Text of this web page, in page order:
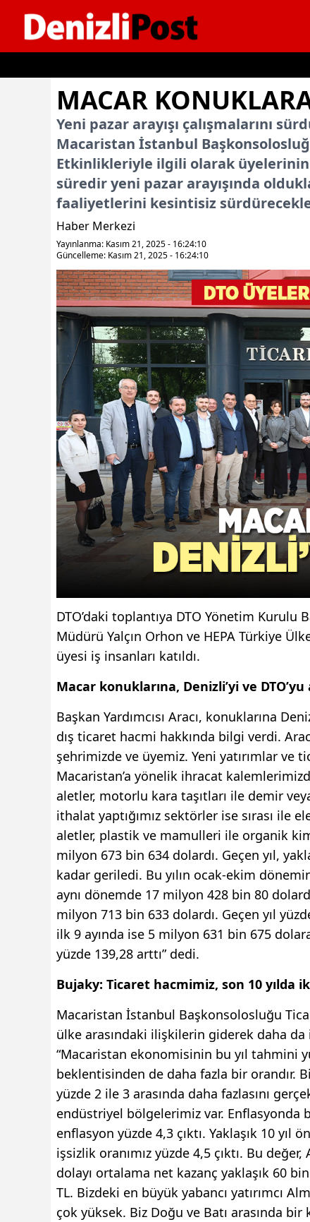
MACAR
Yeni pazar arayışı çalışmalarını
Macaristan İstanbul
Etkinlikleriyle ilgili olarak
süredir yeni pazar arayışında
faaliyetlerini kesintisiz
Haber Merkezi
Yayınlanma: Kasım 21, 2025 - 16:24:10
Güncelleme: Kasım 21, 2025 - 16:24:10
DTO’daki toplantıya DTO Yönetim Kurulu
Müdürü Yalçın Orhon ve HEPA Türkiye
üyesi iş insanları katıldı.
Macar konuklarına, Denizli’yi ve
Başkan Yardımcısı Aracı, konuklarına
dış ticaret hacmi hakkında bilgi verdi.
şehrimizde ve üyemiz. Yeni yatırımlar
Macaristan’a yönelik ihracat
aletler, motorlu kara taşıtları ile demir
ithalat yaptığımız sektörler ise sırası ile
aletler, plastik ve mamulleri ile organik
milyon 673 bin 634 dolardı. Geçen yıl,
kadar geriledi. Bu yılın ocak-ekim
aynı dönemde 17 milyon 428 bin 80
milyon 713 bin 633 dolardı. Geçen yıl
ilk 9 ayında ise 5 milyon 631 bin 675
yüzde 139,28 arttı” dedi.
Bujaky: Ticaret hacmimiz, son 10 yılda
Macaristan İstanbul Başkonsolosluğu
ülke arasındaki ilişkilerin giderek daha da
“Macaristan ekonomisinin bu yıl tahmini
beklentisinden de daha fazla bir orandır.
yüzde 2 ile 3 arasında daha fazlasını
endüstriyel bölgelerimiz var. Enflasyonda
enflasyon yüzde 4,3 çıktı. Yaklaşık 10
işsizlik oranımız yüzde 4,5 çıktı. Bu
dolayı ortalama net kazanç yaklaşık 60
TL. Bizdeki en büyük yabancı yatırımcı
çok yüksek. Biz Doğu ve Batı arasında